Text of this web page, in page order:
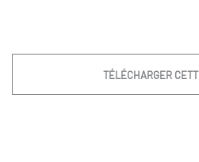
TÉLÉCHARGER